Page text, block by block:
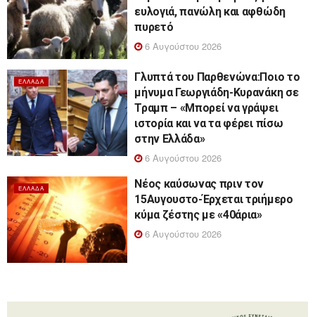
ευλογιά, πανώλη και αφθώδη
πυρετό
6 Αυγούστου 2026
ΕΛΛΆΔΑ
Γλυπτά του Παρθενώνα:Ποιο το
μήνυμα Γεωργιάδη-Κυρανάκη σε
Τραμπ – «Μπορεί να γράψει
ιστορία και να τα φέρει πίσω
στην Ελλάδα»
6 Αυγούστου 2026
ΕΛΛΆΔΑ
Νέος καύσωνας πριν τον
15Αυγουστο-Έρχεται τριήμερο
κύμα ζέστης με «40άρια»
6 Αυγούστου 2026